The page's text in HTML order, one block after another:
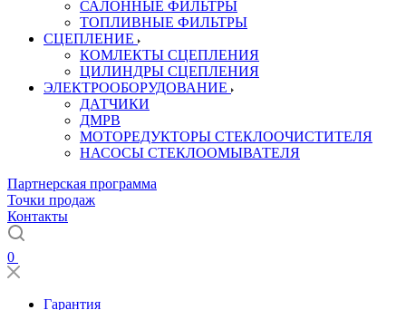
САЛОННЫЕ ФИЛЬТРЫ
ТОПЛИВНЫЕ ФИЛЬТРЫ
СЦЕПЛЕНИЕ
КОМЛЕКТЫ СЦЕПЛЕНИЯ
ЦИЛИНДРЫ СЦЕПЛЕНИЯ
ЭЛЕКТРООБОРУДОВАНИЕ
ДАТЧИКИ
ДМРВ
МОТОРЕДУКТОРЫ СТЕКЛООЧИСТИТЕЛЯ
НАСОСЫ СТЕКЛООМЫВАТЕЛЯ
Партнерская программа
Точки продаж
Контакты
0
Гарантия